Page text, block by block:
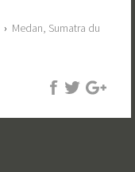
› Medan, Sumatra du